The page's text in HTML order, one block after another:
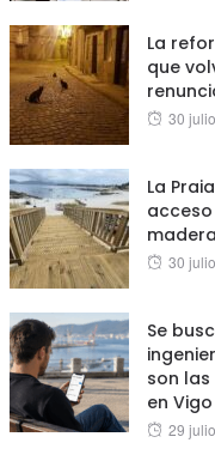
La
que
Posted
30
La
madera
Posted
30
Se
son
en Vigo
Posted
29